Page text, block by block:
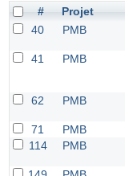
# Projet
40
PMB
41 PMB
62 PMB
71 PMB
114
PMB